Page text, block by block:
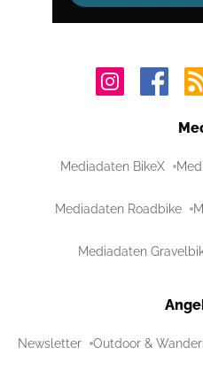
Mediadaten BikeX
Mediadaten Roadbike
Mediadaten
Newsletter Outdoor &